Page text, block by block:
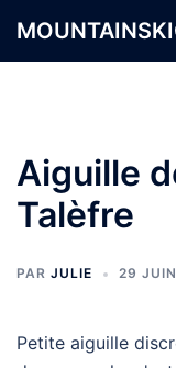
au
Aiguille
Talèfre
PAR JULIE 29
Petite aiguille